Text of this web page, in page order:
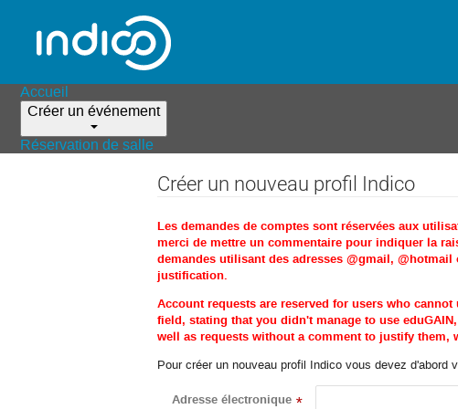
Accueil
Créer un événement
Réservation de salle
Créer un nouveau profil Indico
Les demandes de comptes sont réservées aux
merci de mettre un commentaire pour indiquer la
demandes utilisant des adresses @gmail,
justification.
Account requests are reserved for users who cannot
field, stating that you didn't manage to use
well as requests without a comment to justify
Pour créer un nouveau profil Indico vous devez d'abord
Adresse électronique *